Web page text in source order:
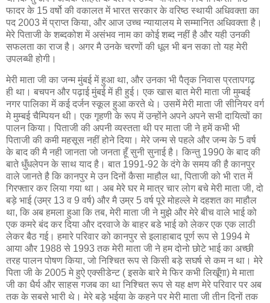
फादर के 15 वर्षो की वकालत में भारत सरकार के वरिष्ठ स्थायी अधिवक्‍ता का
पद 2003 में प्राप्त किया, और आज उच्‍च न्‍यायालय मे सम्मानित अधिवक्ता है।
मेरे पिताजी के शब्दकोश में असंभव नाम का कोई शब्द नहीं है और यही उनकी
सफलता का राज है। अगर मै उनके चरणों की धूल भी बन सका तो यह मेरी
उपलब्‍धी होगी।
मेरी माता जी का जन्म मुंबई में हुआ था, और उनका भी पैतृक निवास प्रतापगढ़
ही था। बचपन और पढ़ाई मुंबई में ही हुई। एक खास बात मेरी माता जी मुम्बई
नगर पालिका में कई दर्जन स्‍कूल हुआ करते थे। उसमें मेरी माता जी सीनियर वर्ग
मे मुम्बई चैम्पियन थी। एक गृहणी के रूप में उन्होंने अपने अपने सभी दायित्वों का
पालन किया। पिताजी की अपनी व्यस्तता थी पर माता जी ने हमें कभी भी
पिताजी की कमी महसूस नहीं होने दिया। मेरे जन्म से पहले और जन्‍म के 5 वर्ष
के बाद की मै नही जानता जो जनता हूँ सुनी सुनाई है। किन्तु 1990 के बाद की
बाते धुँधलेपन के साथ याद है। बात 1991-92 के दंगे के समय की है कानपुर
वाले जानते है कि कानपुर मे उन दिनों कैसा माहौल था, पिताजी को भी रात में
गिरफ्तार कर लिया गया था। अब मेरे घर मे मात्र चार लोग बचे मेरी माता जी, दो
बड़े भाई (उम्र 13 व 9 वर्ष) और मै उम्र 5 वर्ष पूरे मोहल्ले मे दहशत का माहौल
था, कि अब हमला हुआ कि तब, मेरी माता जी ने मुझे और मेरे बीच वाले भाई को
एक कमरे बंद कर दिया और दरवाजे के बाहर बडे भाई को लेकर एक एक लाठी
लेकर बैठ गई। हमारे परिवार को कानपुर से इलाहाबाद पूर्ण रूप से 1994 मे
आया और 1988 से 1993 तक मेरी माता जी ने हम दोनो छोटे भाई का अच्‍छी
तरह पालन पोषण किया, जो निश्चित रूप से किसी बड़े सघर्ष से कम न था। मेरे
पिता जी के 2005 मे हुऐ एक्‍सीडेन्‍ट ( इसके बारे मे फिर कभी लिखूँगा) मे माता
जी का धैर्य और साहस गजब का था निश्चित रूप से यह क्षण मेरे परिवार पर अब
तक के सबसे भारी थे। मेरे बड़े भईया के कहने पर मेरी माता जी तीन दिनों तक